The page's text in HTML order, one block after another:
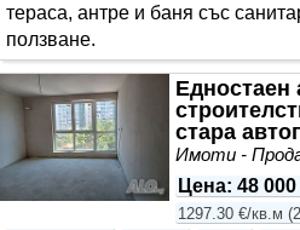
тераса, антре и баня със
ползване.
Едностаен
стара
Имоти -
Цена: 48 000
1297.30 €/кв.м (